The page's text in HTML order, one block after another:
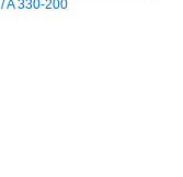
A 330-200